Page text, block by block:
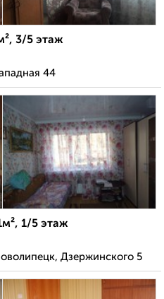
3/5 этаж
44
1/5 этаж
Дзержинского 5